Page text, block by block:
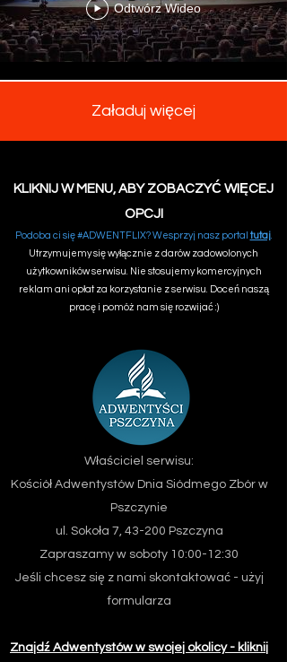
Odtwórz Wideo
Załaduj więcej
KLIKNIJ W MENU, ABY ZOBACZYĆ WIĘCEJ
OPCJI
Podoba ci się #ADWENTFLIX? Wesprzyj nasz portal tutaj.
Utrzymujemy się wyłącznie z darów zadowolonych
użytkowników serwisu. Nie stosujemy komercyjnych
reklam ani opłat za korzystanie z serwisu. Doceń naszą
pracę i pomóż nam się rozwijać :)
Właściciel serwisu:
Kościół Adwentystów Dnia Siódmego Zbór w
Pszczynie
ul. Sokoła 7, 43-200 Pszczyna
Zapraszamy w soboty 10:00-12:30
Jeśli chcesz się z nami skontaktować - użyj
formularza
Znajdź Adwentystów w swojej okolicy - kliknij